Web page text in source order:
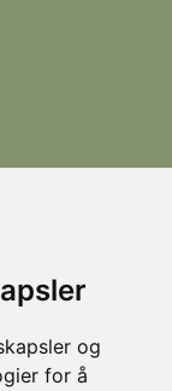
og
for å
Personvern
Levert av
Horn Media